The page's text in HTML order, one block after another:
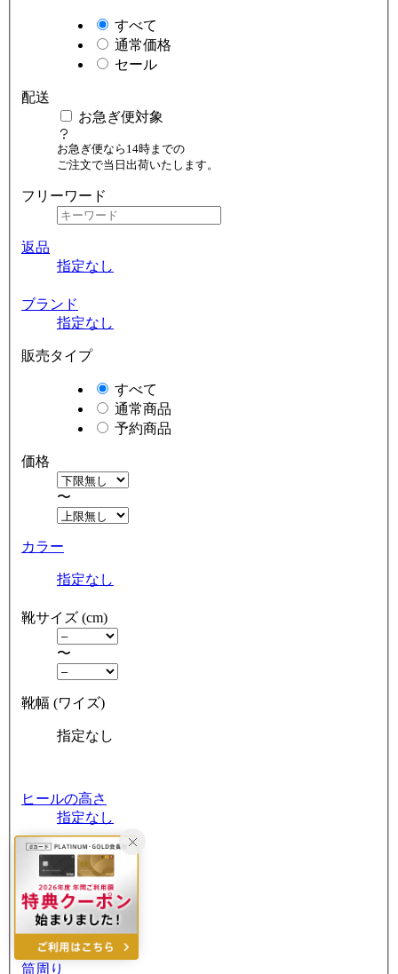
すべて
通常価格
セール
配送
お急ぎ便対象
お急ぎ便なら14時までの
ご注文で当日出荷いたします。
フリーワード
返品
指定なし
ブランド
指定なし
販売タイプ
すべて
通常商品
予約商品
価格
〜
カラー
指定なし
靴サイズ (cm)
〜
靴幅 (ワイズ)
指定なし
ヒールの高さ
指定なし
ヒールの形
指定なし
つま先の形状
指定なし
筒周り